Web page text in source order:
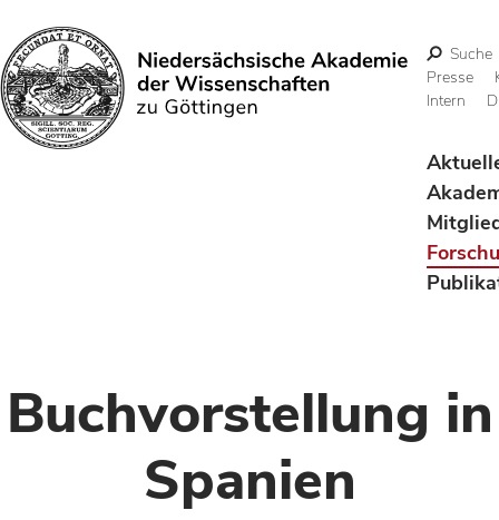
Suchen
Suche
Presse
Intern
Buchvorstellung in
Spanien